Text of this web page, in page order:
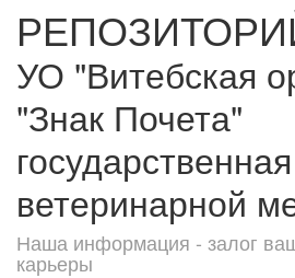
УО "Витебская
"Знак Почета"
ветеринарной
Наша информация - залог
карьеры